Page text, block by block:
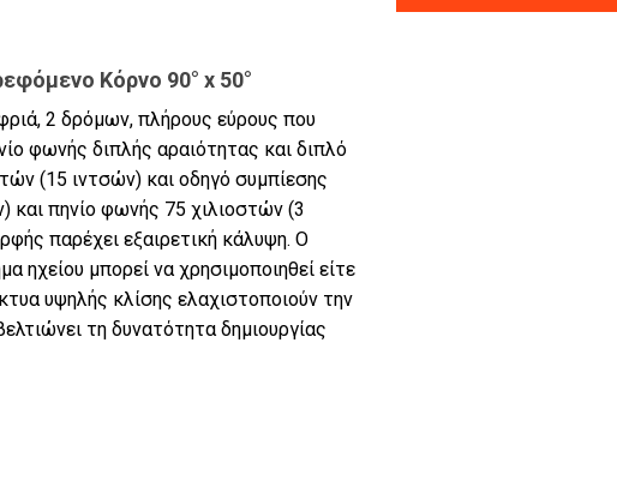
Κόρνο 90° x 50°
2 δρόμων, πλήρους εύρους που
φωνής διπλής αραιότητας και διπλό
(15 ιντσών) και οδηγό συμπίεσης
και πηνίο φωνής 75 χιλιοστών (3
παρέχει εξαιρετική κάλυψη. Ο
μπορεί να χρησιμοποιηθεί είτε
υψηλής κλίσης ελαχιστοποιούν την
τη δυνατότητα δημιουργίας